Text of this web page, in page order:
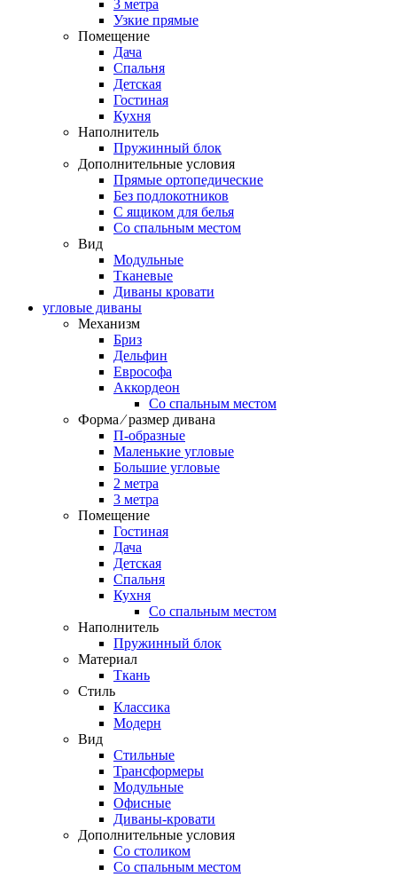
3 метра
Узкие прямые
Помещение
Дача
Спальня
Детская
Гостиная
Кухня
Наполнитель
Пружинный блок
Дополнительные условия
Прямые ортопедические
Без подлокотников
С ящиком для белья
Со спальным местом
Вид
Модульные
Тканевые
Диваны кровати
угловые диваны
Механизм
Бриз
Дельфин
Еврософа
Аккордеон
Со спальным местом
Форма ⁄ размер дивана
П-образные
Маленькие угловые
Большие угловые
2 метра
3 метра
Помещение
Гостиная
Дача
Детская
Спальня
Кухня
Со спальным местом
Наполнитель
Пружинный блок
Материал
Ткань
Стиль
Классика
Модерн
Вид
Стильные
Трансформеры
Модульные
Офисные
Диваны-кровати
Дополнительные условия
Со столиком
Со спальным местом